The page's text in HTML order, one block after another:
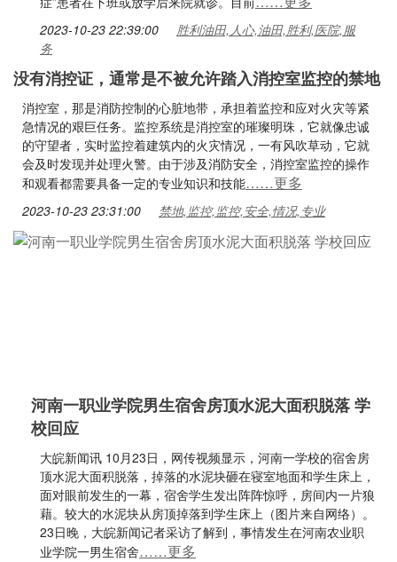
2023-10-23 22:39:00
胜利油田,人心,油田,胜利,医院,服
务
没有消控证，通常是不被允许踏入消控室监控的禁地
消控室，那是消防控制的心脏地带，承担着监控和应对火灾等紧
急情况的艰巨任务。监控系统是消控室的璀璨明珠，它就像忠诚
的守望者，实时监控着建筑内的火灾情况，一有风吹草动，它就
会及时发现并处理火警。由于涉及消防安全，消控室监控的操作
和观看都需要具备一定的专业知识和技能……更多
2023-10-23 23:31:00 禁地,监控,监控,安全,情况,专业
河南一职业学院男生宿舍房顶水泥大面积脱落 学
校回应
大皖新闻讯 10月23日，网传视频显示，河南一学校的宿舍房
顶水泥大面积脱落，掉落的水泥块砸在寝室地面和学生床上，
面对眼前发生的一幕，宿舍学生发出阵阵惊呼，房间内一片狼
藉。较大的水泥块从房顶掉落到学生床上（图片来自网络）。
23日晚，大皖新闻记者采访了解到，事情发生在河南农业职
业学院一男生宿舍……更多